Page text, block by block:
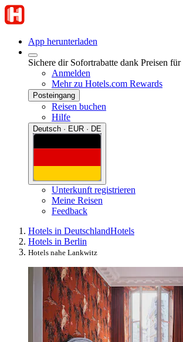
App herunterladen
Sichere dir Sofortrabatte dank Preisen
Anmelden
Mehr zu Hotels.com Rewards
Posteingang
Reisen buchen
Hilfe
Deutsch · EUR · DE
Unterkunft registrieren
Meine Reisen
Feedback
Hotels in DeutschlandHotels
Hotels in Berlin
Hotels nahe Lankwitz